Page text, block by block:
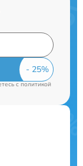
cполитикой